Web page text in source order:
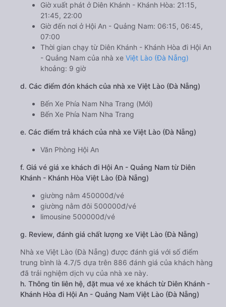
Giờ xuất phát ở Diên Khánh - Khánh Hòa: 21:15,
21:45, 22:00
Giờ đến nơi ở Hội An - Quảng Nam: 06:15, 06:45,
07:00
Thời gian chạy từ Diên Khánh - Khánh Hòa đi Hội An
- Quảng Nam của nhà xe Việt Lào (Đà Nẵng)
khoảng: 9 giờ
d. Các điểm đón khách của nhà xe Việt Lào (Đà Nẵng)
Bến Xe Phía Nam Nha Trang (Mới)
Bến Xe Phía Nam Nha Trang
e. Các điểm trả khách của nhà xe Việt Lào (Đà Nẵng)
Văn Phòng Hội An
f. Giá vé giá xe khách đi Hội An - Quảng Nam từ Diên
Khánh - Khánh Hòa Việt Lào (Đà Nẵng)
giường nằm 450000đ/vé
giường nằm đôi 500000đ/vé
limousine 500000đ/vé
g. Review, đánh giá chất lượng xe Việt Lào (Đà Nẵng)
Nhà xe Việt Lào (Đà Nẵng) được đánh giá với số điểm
trung bình là 4.7/5 dựa trên 886 đánh giá của khách hàng
đã trải nghiệm dịch vụ của nhà xe này.
h. Thông tin liên hệ, đặt mua vé xe khách từ Diên Khánh -
Khánh Hòa đi Hội An - Quảng Nam Việt Lào (Đà Nẵng)